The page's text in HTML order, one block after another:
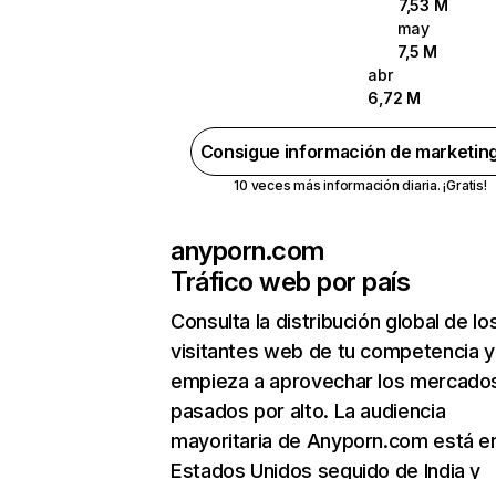
7,53 M
may
7,5 M
abr
6,72 M
Consigue información de
10 veces más información diaria. ¡Gratis!
anyporn.com
Tráfico web por país
Consulta la distribución global de
visitantes web de tu competencia y
empieza a aprovechar los
pasados por alto. La audiencia
mayoritaria de Anyporn.com está
Estados Unidos seguido de India y